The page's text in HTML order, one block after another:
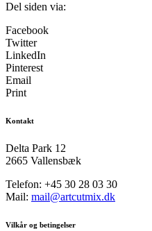
Del siden via:
Facebook
Twitter
LinkedIn
Pinterest
Email
Print
Kontakt
Delta Park 12
2665 Vallensbæk
Telefon: +45 30 28 03 30
Mail: mail@artcutmix.dk
Vilkår og betingelser